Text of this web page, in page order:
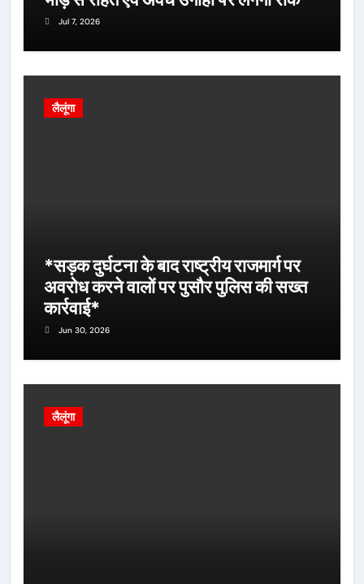
Jul 7, 2026
लैलूंगा
*सड़क दुर्घटना के बाद राष्ट्रीय राजमार्ग पर
अवरोध करने वालों पर पुसौर पुलिस की सख्त
कार्रवाई*
Jun 30, 2026
लैलूंगा